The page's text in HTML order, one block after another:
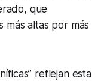
que
más altas por más
reflejan esta